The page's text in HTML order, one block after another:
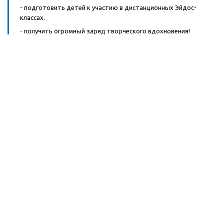
- подготовить детей к участию в дистанционных Эйдос-
классах.
- получить огромный заряд творческого вдохновения!